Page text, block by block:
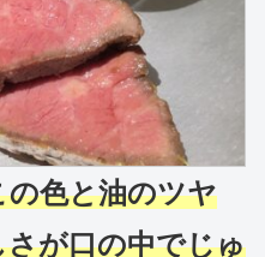
の色と油のツヤ
が口の中でじゅ